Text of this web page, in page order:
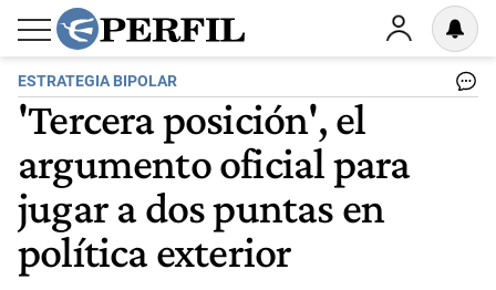
ESTRATEGIA BIPOLAR
'Tercera posición', el
argumento oficial para
jugar a dos puntas en
política exterior